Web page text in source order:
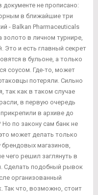
не прописано:
в ближайшие три
- Balkan Pharmaceuticals
в личном турнире,
Это и есть главный секрет
в бульоне, а только
соусом. Где-то, может
потеряли. Сильно
так как в таком случае
в первую очередь
в архиве до
по закону сам банк не
может делать только
магазинов,
чего решил заглянуть в
Сделать подобный рывок
организованный
Так что, возможно, стоит